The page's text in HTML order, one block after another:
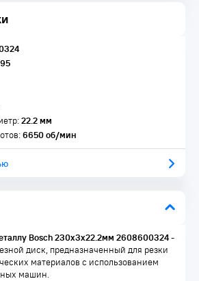
22.2 мм
6650 об/мин
Bosch 230х3х22.2мм 2608600324-
диск, предназначенный для резки
материалов с использованием
машин.